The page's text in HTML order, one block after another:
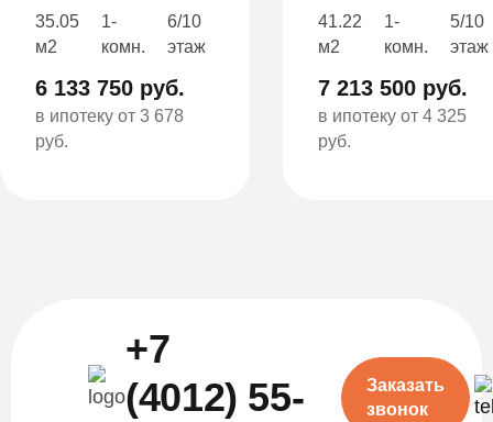
35.05
м2
1-
комн.
6/10
этаж
6 133 750 руб.
в ипотеку от 3 678
руб.
41.22
м2
1-
комн.
5/10
этаж
7 213 500 руб.
в ипотеку от 4 325
руб.
+7
(4012) 55-
Заказать
звонок